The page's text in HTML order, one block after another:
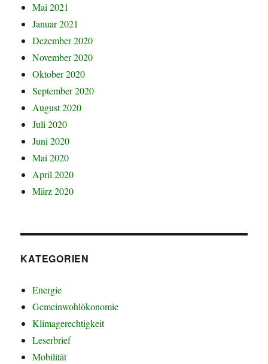
Mai 2021
Januar 2021
Dezember 2020
November 2020
Oktober 2020
September 2020
August 2020
Juli 2020
Juni 2020
Mai 2020
April 2020
März 2020
KATEGORIEN
Energie
Gemeinwohlökonomie
Klimagerechtigkeit
Leserbrief
Mobilität